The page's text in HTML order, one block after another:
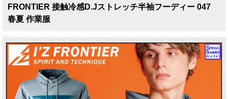
FRONTIER 接触冷感D.Jストレッチ半袖フーディー 047
春夏 作業服